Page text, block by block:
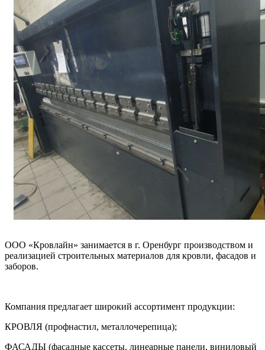
ООО «Кровлайн» занимается в г. Оренбург производством и
реализацией строительных материалов для кровли, фасадов и
заборов.
Компания предлагает широкий ассортимент продукции:
КРОВЛЯ (профнастил, металлочерепица);
ФАСАДЫ (фасадные кассеты, линеарные панели, виниловый